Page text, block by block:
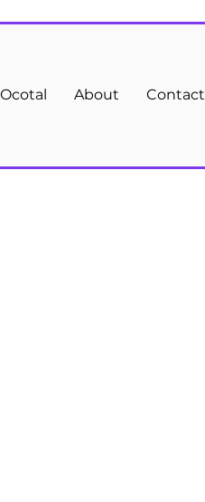
About Contact